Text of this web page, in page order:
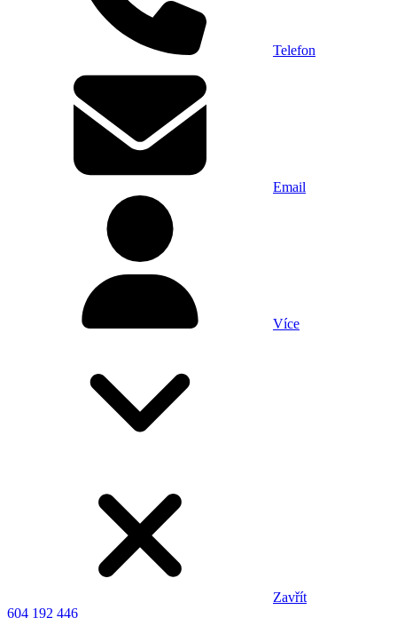
Telefon
Email
Více
Zavřít
604 192 446